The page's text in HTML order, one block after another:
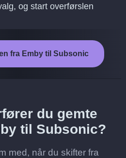
og start overførslen
fra Emby til Subsonic
du gemte
til Subsonic?
med, når du skifter fra